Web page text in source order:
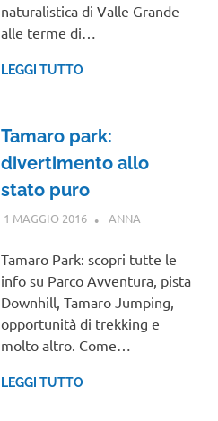
naturalistica di Valle Grande
alle terme di…
LEGGI TUTTO
Tamaro park:
divertimento allo
stato puro
1 MAGGIO 2016 ANNA
Tamaro Park: scopri tutte le
info su Parco Avventura, pista
Downhill, Tamaro Jumping,
opportunità di trekking e
molto altro. Come…
LEGGI TUTTO